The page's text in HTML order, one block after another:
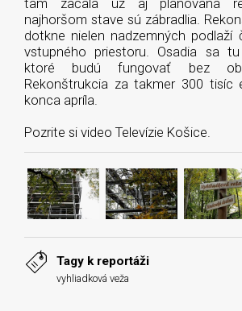
najhoršom stave sú zábradlia.
dotkne nielen nadzemných podlaží
vstupného priestoru. Osadia sa
ktoré budú fungovať bez
Rekonštrukcia za takmer 300 tisíc
konca apríla.
Pozrite si video Televízie Košice.
Tagy k reportáži
vyhliadková veža